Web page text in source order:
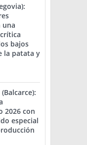
una
bajos
la patata y
2026 con
especial